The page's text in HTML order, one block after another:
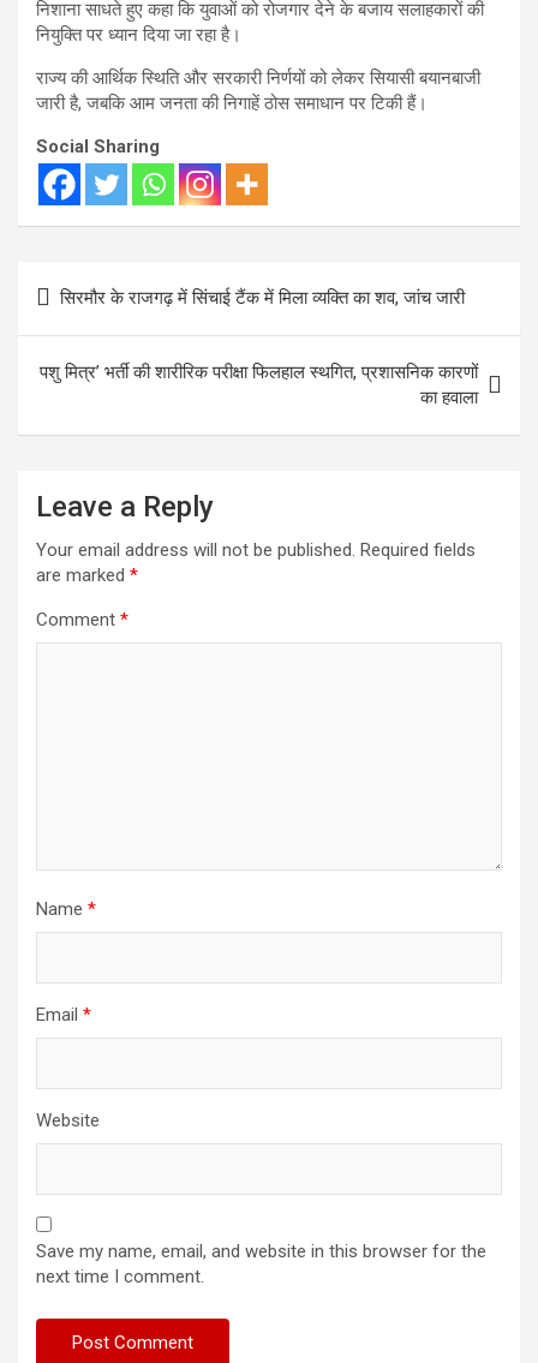
निशाना साधते हुए कहा कि युवाओं को रोजगार देने के बजाय सलाहकारों की
नियुक्ति पर ध्यान दिया जा रहा है।
राज्य की आर्थिक स्थिति और सरकारी निर्णयों को लेकर सियासी बयानबाजी
जारी है, जबकि आम जनता की निगाहें ठोस समाधान पर टिकी हैं।
Social Sharing
Post
सिरमौर के राजगढ़ में सिंचाई टैंक में मिला व्यक्ति का शव, जांच जारी
पशु मित्र’ भर्ती की शारीरिक परीक्षा फिलहाल स्थगित, प्रशासनिक कारणों
का हवाला
Leave a Reply
Your email address will not be published. Required fields
are marked *
Comment *
Name *
Email *
Website
Save my name, email, and website in this browser for the
next time I comment.